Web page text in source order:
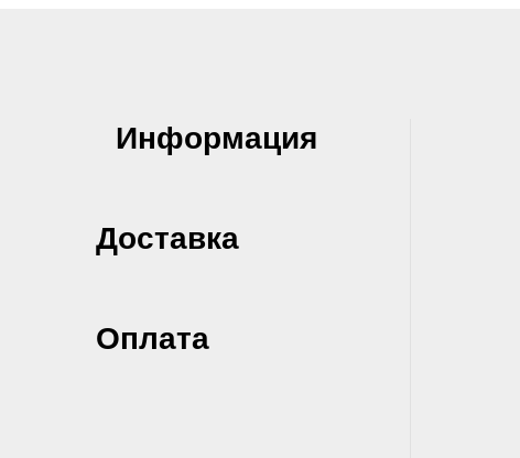
Информация
Доставка
Оплата